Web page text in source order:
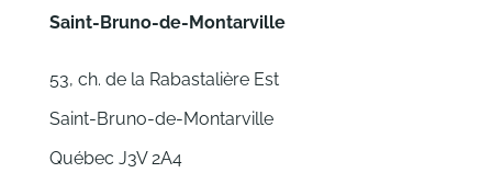
Saint-Bruno-de-Montarville
53, ch. de la Rabastalière Est
Saint-Bruno-de-Montarville
Québec J3V 2A4